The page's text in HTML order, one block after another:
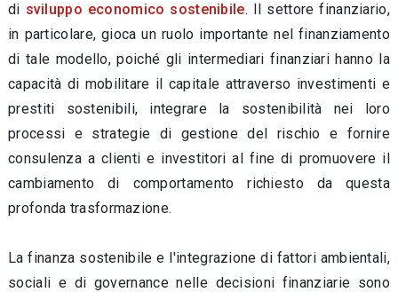
di sviluppo economico sostenibile. Il settore finanziario,
in particolare, gioca un ruolo importante nel finanziamento
di tale modello, poiché gli intermediari finanziari hanno la
capacità di mobilitare il capitale attraverso investimenti e
prestiti sostenibili, integrare la sostenibilità nei loro
processi e strategie di gestione del rischio e fornire
consulenza a clienti e investitori al fine di promuovere il
cambiamento di comportamento richiesto da questa
profonda trasformazione.
La finanza sostenibile e l'integrazione di fattori ambientali,
sociali e di governance nelle decisioni finanziarie sono